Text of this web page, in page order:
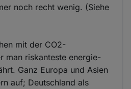
noch recht wenig. (Siehe
mit der CO2-
man riskanteste energie-
Ganz Europa und Asien
auf; Deutschland als